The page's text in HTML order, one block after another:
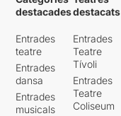
destacades
Entrades
teatre
Entrades
dansa
Entrades
musicals
destacats
Entrades
Teatre
Tívoli
Entrades
Teatre
Coliseum